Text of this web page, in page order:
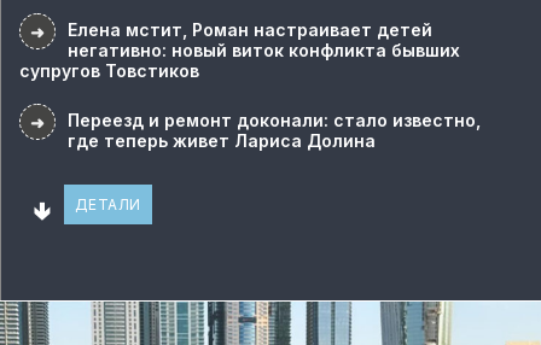
➜
Елена мстит, Роман настраивает детей
негативно: новый виток конфликта бывших
супругов Товстиков
➜
Переезд и ремонт доконали: стало известно,
где теперь живет Лариса Долина
🢃 ДЕТАЛИ